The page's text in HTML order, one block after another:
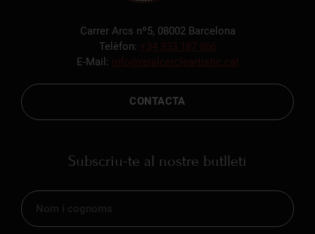
Carrer Arcs nº5, 08002 Barcelona
Telèfon: +34 933 187 866
E-Mail: info@reialcercleartistic.cat
CONTACTA
Subscriu-te al nostre butlletí